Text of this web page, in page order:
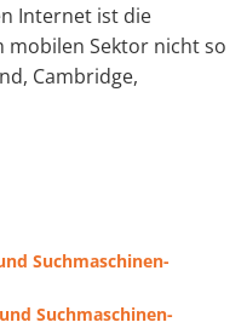
Internet ist die
mobilen Sektor nicht so
Cambridge,
Suchmaschinen-
Suchmaschinen-